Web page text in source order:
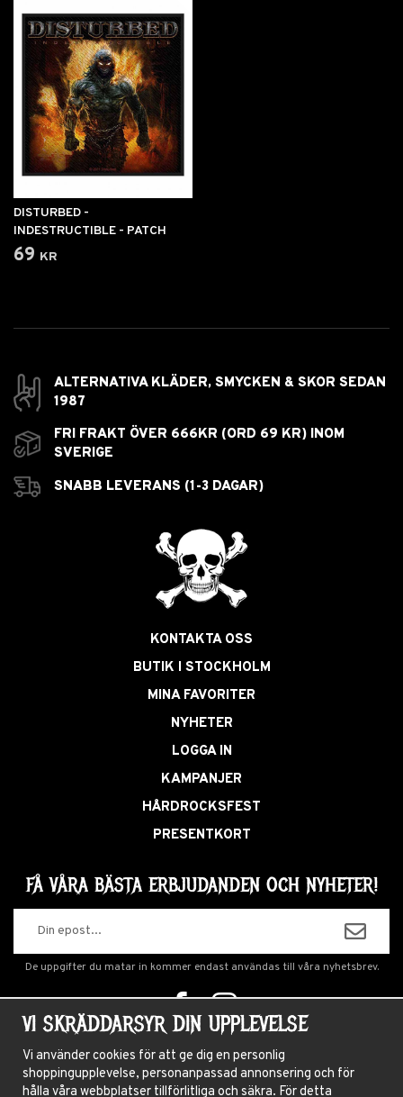
DISTURBED -
INDESTRUCTIBLE - PATCH
69 kr
ALTERNATIVA KLÄDER, SMYCKEN & SKOR SEDAN
1987
FRI FRAKT ÖVER 666KR (ORD 69 KR) INOM
SVERIGE
SNABB LEVERANS (1-3 DAGAR)
KONTAKTA OSS
BUTIK I STOCKHOLM
MINA FAVORITER
NYHETER
LOGGA IN
KAMPANJER
HÅRDROCKSFEST
PRESENTKORT
FÅ VÅRA BÄSTA ERBJUDANDEN OCH NYHETER!
De uppgifter du matar in kommer endast användas till våra nyhetsbrev.
OM OSS
NYHETSBREV
VI SKRÄDDARSYR DIN UPPLEVELSE
Vi använder cookies för att ge dig en personlig
shoppingupplevelse, personanpassad annonsering och för
hålla våra webbplatser tillförlitliga och säkra. För detta